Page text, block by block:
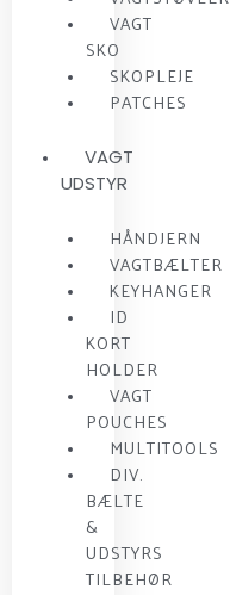
VAGT
SKO
SKOPLEJE
PATCHES
VAGT
UDSTYR
HÅNDJERN
VAGTBÆLTER
KEYHANGER
ID
KORT
HOLDER
VAGT
POUCHES
MULTITOOLS
DIV.
BÆLTE
&
UDSTYRS
TILBEHØR